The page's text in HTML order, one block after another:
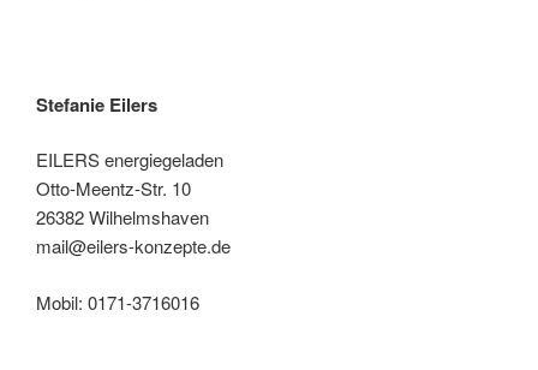
Stefanie Eilers
EILERS energiegeladen
Otto-Meentz-Str. 10
26382 Wilhelmshaven
mail@eilers-konzepte.de
Mobil: 0171-3716016